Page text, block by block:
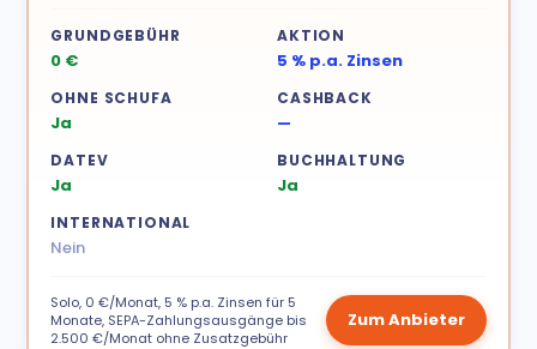
GRUNDGEBÜHR
0 €
AKTION
5 % p.a. Zinsen
OHNE SCHUFA
Ja
CASHBACK
—
DATEV
Ja
BUCHHALTUNG
Ja
INTERNATIONAL
Nein
Solo, 0 €/Monat, 5 % p.a. Zinsen für 5
Monate, SEPA-Zahlungsausgänge bis
2.500 €/Monat ohne Zusatzgebühr
Zum Anbieter